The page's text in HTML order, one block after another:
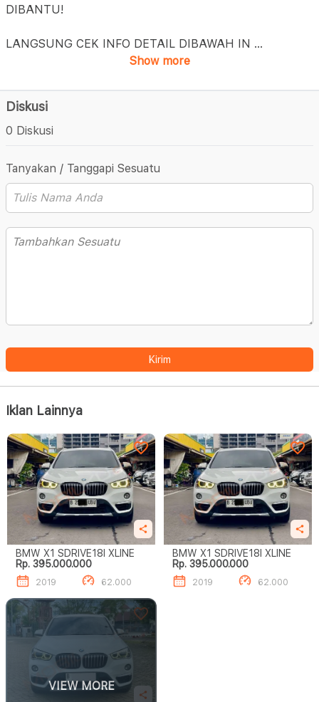
DIBANTU!
LANGSUNG CEK INFO DETAIL DIBAWAH IN ...
Show more
Diskusi
0 Diskusi
Tanyakan / Tanggapi Sesuatu
Kirim
Iklan Lainnya
BMW X1 SDRIVE18I XLINE
Rp. 395.000.000
2019 62.000
BMW X1 SDRIVE18I XLINE
Rp. 395.000.000
2019 62.000
VIEW MORE